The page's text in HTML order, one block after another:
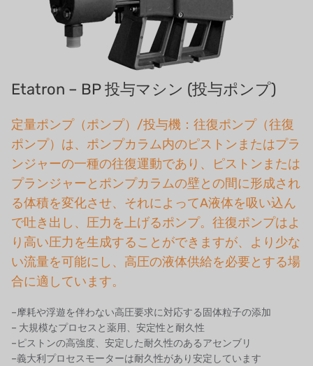
SIEMENSドイツ
アメリカのプルサフィーダー
フランスSUNTEC
UK PUROLITE
日本のNOP
日本オリンピック
日本勝浦
鷺宮
ハネウェル
Etatron – BP 投与マシン (投与ポンプ)
定量ポンプ（ポンプ）/投与機：往復ポンプ（往復
ポンプ）は、ポンプカラム内のピストンまたはプラ
ンジャーの一種の往復運動であり、ピストンまたは
プランジャーとポンプカラムの壁との間に形成され
る体積を変化させ、それによってA液体を吸い込ん
で吐き出し、圧力を上げるポンプ。往復ポンプはよ
り高い圧力を生成することができますが、より少な
い流量を可能にし、高圧の液体供給を必要とする場
合に適しています。
–摩耗や浮遊を伴わない高圧要求に対応する固体粒子の添加
– 大規模なプロセスと薬用、安定性と耐久性
–ピストンの高強度、安定した耐久性のあるアセンブリ
–義大利プロセスモーターは耐久性があり安定しています